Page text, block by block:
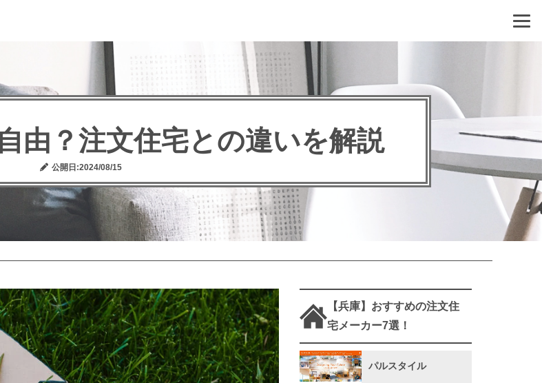
由？注文住宅との違いを解説
公開日:2024/08/15
【兵庫】おすすめの注文住
宅メーカー7選！
パルスタイル